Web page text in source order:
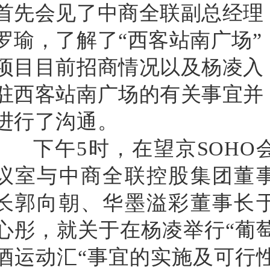
先会见了中商全联副总经理
瑜，了解了“西客站南广场”
目目前招商情况以及杨凌入
西客站南广场的有关事宜并
行了沟通。
午5时，在望京SOHO
室与中商全联控股集团董
郭向朝、华墨溢彩董事长
彤，就关于在杨凌举行“葡
运动汇“事宜的实施及可行